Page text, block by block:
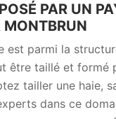
PAR UN
MONTBRUN
est parmi la
être taillé et formé
tailler une haie,
dans ce